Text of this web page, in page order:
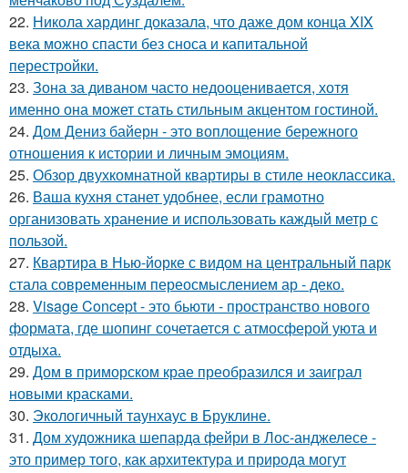
22. Никола хардинг доказала, что даже дом конца XIX
века можно спасти без сноса и капитальной
перестройки.
23. Зона за диваном часто недооценивается, хотя
именно она может стать стильным акцентом гостиной.
24. Дом Дениз байерн - это воплощение бережного
отношения к истории и личным эмоциям.
25. Обзор двухкомнатной квартиры в стиле неоклассика.
26. Ваша кухня станет удобнее, если грамотно
организовать хранение и использовать каждый метр с
пользой.
27. Квартира в Нью-йорке с видом на центральный парк
стала современным переосмыслением ар - деко.
28. Visage Concept - это бьюти - пространство нового
формата, где шопинг сочетается с атмосферой уюта и
отдыха.
29. Дом в приморском крае преобразился и заиграл
новыми красками.
30. Экологичный таунхаус в Бруклине.
31. Дом художника шепарда фейри в Лос-анджелесе -
это пример того, как архитектура и природа могут